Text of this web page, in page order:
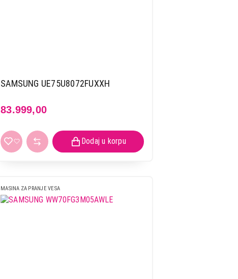
SAMSUNG UE75U8072FUXXH
83.999,00
MASINA ZA PRANJE VESA